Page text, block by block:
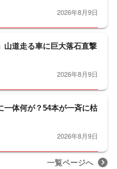
2026年8月9日
山道走る車に巨大落石直撃
2026年8月9日
一体何が？54本が一斉に枯
2026年8月9日
一覧ページへ